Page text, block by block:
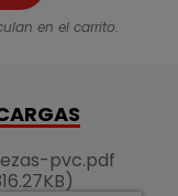
en el carrito.
pvc.pdf